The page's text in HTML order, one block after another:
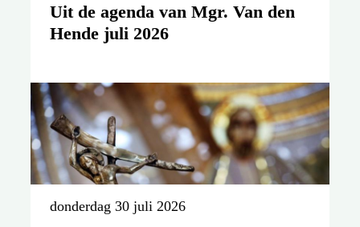
Uit de agenda van Mgr. Van den
Hende juli 2026
donderdag 30 juli 2026